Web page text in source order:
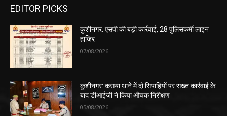
EDITOR PICKS
कुशीनगर: एसपी की बड़ी कार्रवाई, 28 पुलिसकर्मी लाइन
हाजिर
07/08/2026
कुशीनगर: कसया थाने में दो सिपाहियों पर सख्त कार्रवाई के
बाद डीआईजी ने किया औचक निरीक्षण
05/08/2026